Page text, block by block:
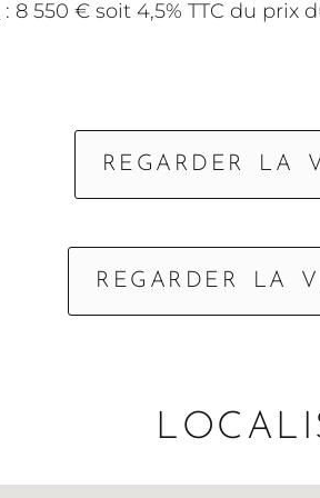
: 8 550 € soit 4,5% TTC du prix
REGARDER LA
REGARDER LA